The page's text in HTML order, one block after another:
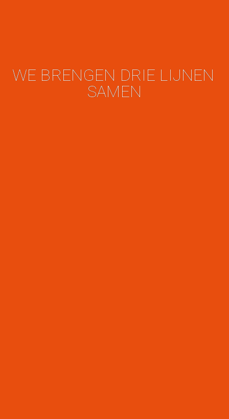
WE BRENGEN DRIE LIJNEN
SAMEN